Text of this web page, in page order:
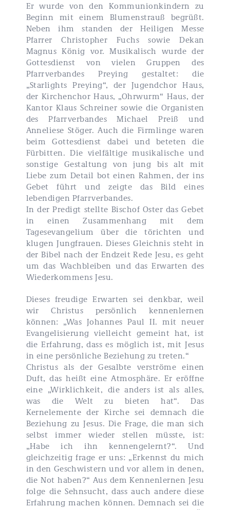
Er wurde von den Kommunionkindern zu
Beginn mit einem Blumenstrauß begrüßt.
Neben ihm standen der Heiligen Messe
Pfarrer Christopher Fuchs sowie Dekan
Magnus König vor. Musikalisch wurde der
Gottesdienst von vielen Gruppen des
Pfarrverbandes Preying gestaltet: die
„Starlights Preying“, der Jugendchor Haus,
der Kirchenchor Haus, „Ohrwurm“ Haus, der
Kantor Klaus Schreiner sowie die Organisten
des Pfarrverbandes Michael Preiß und
Anneliese Stöger. Auch die Firmlinge waren
beim Gottesdienst dabei und beteten die
Fürbitten. Die vielfältige musikalische und
sonstige Gestaltung von jung bis alt mit
Liebe zum Detail bot einen Rahmen, der ins
Gebet führt und zeigte das Bild eines
lebendigen Pfarrverbandes.
In der Predigt stellte Bischof Oster das Gebet
in einen Zusammenhang mit dem
Tagesevangelium über die törichten und
klugen Jungfrauen. Dieses Gleichnis steht in
der Bibel nach der Endzeit Rede Jesu, es geht
um das Wachbleiben und das Erwarten des
Wiederkommens Jesu.
Dieses freudige Erwarten sei denkbar, weil
wir Christus persönlich kennenlernen
können: „Was Johannes Paul II. mit neuer
Evangelisierung vielleicht gemeint hat, ist
die Erfahrung, dass es möglich ist, mit Jesus
in eine persönliche Beziehung zu treten.“
Christus als der Gesalbte verströme einen
Duft, das heißt eine Atmosphäre. Er eröffne
eine „Wirklichkeit, die anders ist als alles,
was die Welt zu bieten hat“. Das
Kernelemente der Kirche sei demnach die
Beziehung zu Jesus. Die Frage, die man sich
selbst immer wieder stellen müsste, ist:
„Habe ich ihn kennengelernt?“. Und
gleichzeitig frage er uns: „Erkennst du mich
in den Geschwistern und vor allem in denen,
die Not haben?“ Aus dem Kennenlernen Jesu
folge die Sehnsucht, dass auch andere diese
Erfahrung machen können. Demnach sei die